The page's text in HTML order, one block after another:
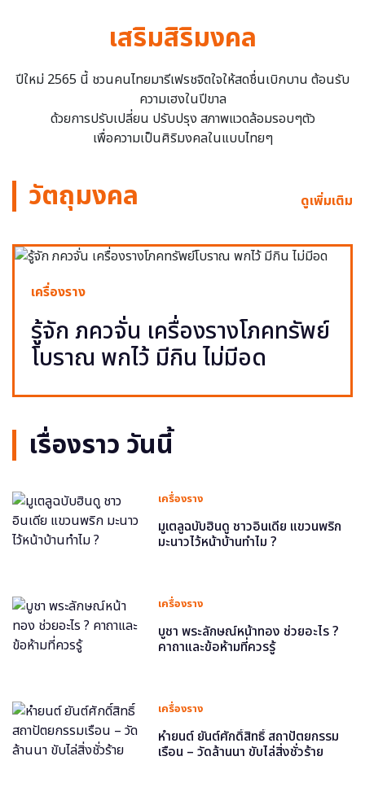
เสริมสิริมงคล
ปีใหม่ 2565 นี้ ชวนคนไทยมารีเฟรชจิตใจให้สดชื่นเบิกบาน ต้อนรับ
ความเฮงในปีขาล
ด้วยการปรับเปลี่ยน ปรับปรุง สภาพแวดล้อมรอบๆตัว
เพื่อความเป็นศิริมงคลในแบบไทยๆ
วัตถุมงคล ดูเพิ่มเติม
เครื่องราง
รู้จัก ภควจั่น เครื่องรางโภคทรัพย์
โบราณ พกไว้ มีกิน ไม่มีอด
เรื่องราว วันนี้
เครื่องราง
มูเตลูฉบับฮินดู ชาวอินเดีย แขวนพริก
มะนาวไว้หน้าบ้านทำไม ?
เครื่องราง
บูชา พระลักษณ์หน้าทอง ช่วยอะไร ?
คาถาและข้อห้ามที่ควรรู้
เครื่องราง
หำยนต์ ยันต์ศักดิ์สิทธิ์ สถาปัตยกรรม
เรือน – วัดล้านนา ขับไล่สิ่งชั่วร้าย